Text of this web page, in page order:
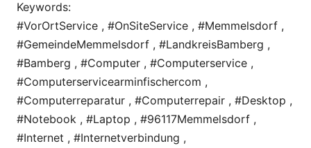
Keywords:
#VorOrtService , #OnSiteService , #Memmelsdorf ,
#GemeindeMemmelsdorf , #LandkreisBamberg ,
#Bamberg , #Computer , #Computerservice ,
#Computerservicearminfischercom ,
#Computerreparatur , #Computerrepair , #Desktop ,
#Notebook , #Laptop , #96117Memmelsdorf ,
#Internet , #Internetverbindung ,